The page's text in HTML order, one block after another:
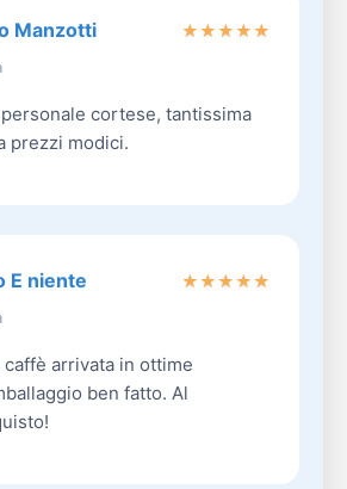
Manzotti ★★★★★
cortese, tantissima
prezzi modici.
E niente ★★★★★
caffè arrivata in ottime
ben fatto. Al